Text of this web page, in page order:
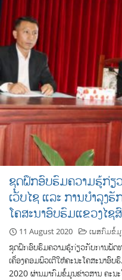
ຊຸດຝຶກອົບຮົມຄວາມຮູ້ກ່ຽ
ເວັບໄຊ ແລະ ການບຳລຸງ
ໂຄສະນາອົບຮົມແຂວງໄຊ
11 August 2020 ເພສກົມຂໍ້
ຊຸດຝຶກອົບຮົມຄວາມຮູ້ກ່ຽວກັບການພັດທ
ເຄື່ອງຄອມພິວເຕີໃຫ້ຄະນະໂຄສະນາອົ
2020 ຜ່ານມາກົມຂໍ້ມູນຂ່າວສານ ຄະນ